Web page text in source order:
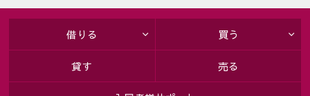
借りる 買う
貸す 売る